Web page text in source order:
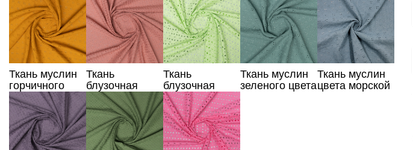
Ткань муслин
горчичного
цвета с
вышивкой,
100% хлопок
Ткань
блузочная
розово-
персикового
цвета с
вышивкой
Ткань
блузочная
салатового
цвета с
вышивкой
Ткань муслин
зеленого цвета
Ткань муслин
цвета морской